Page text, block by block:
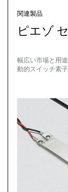
関連製品
ピエゾ
幅広い市場と用
動的スイッチ素